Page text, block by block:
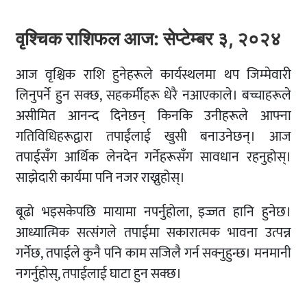
वृश्चिक राशिफल आज: सेप्टेम्बर ३, २०२४
आज वृश्चिक राशि हुनेहरूले कार्यस्थलमा थप जिम्मेवारी
लिनुपर्ने हुन सक्छ, सहकर्मीहरू धेरै नआएकाले। बच्चाहरूले
असीमित आनन्द दिनेछन् किनकि उनीहरूले आफ्ना
गतिविधिहरूद्वारा तपाईंलाई खुसी बनाउनेछन्। आज
तपाईसँग आर्थिक लेनदेन गर्नेहरूसँग सावधान रहनुहोस्।
साझेदारी कार्यमा पनि नजर राख्नुहोस्।
बूढो भइसकेपछि मायामा नपर्नुहोला, इज्जत हानि हुनेछ।
आध्यात्मिक सत्संगले तपाईमा सकारात्मक भावना उत्पन्न
गर्नेछ, तपाईले कुनै पनि काम सजिलै गर्न सक्नुहुन्छ। मनमानी
नगर्नुहोस्, तपाईलाई घाटा हुन सक्छ।